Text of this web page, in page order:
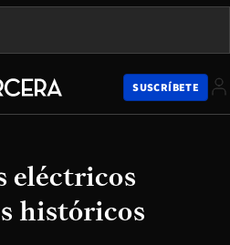
SUSCRÍBETE
eléctricos
históricos